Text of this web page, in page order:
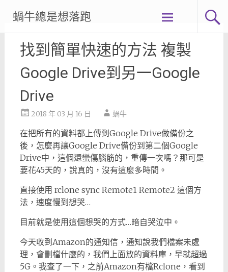
content
蝸牛總是想落跑
找到簡單快速的方法 複製
Google Drive到另一Google
Drive
2018 年 03 月 16 日 蝸牛
在把所有的資料都上傳到Google Drive做備份之
後，怎麼再讓Google Drive備份到第二個Google
Drive中，這個還蠻傷腦筋的，重傳一次嗎？那可是
要花45天的，說真的，沒有這麼多時間。
直接使用 rclone sync Remote1 Remote2 這個方
法，速度慢到想哭…
目前就是使用這個想哭的方式…暗自哭泣中。
今天收到Amazon的通知信，通知說我們檔案未處
理，會刪檔什麼的，我們上面放的資料庫，早就超過
5G。我查了一下，之前Amazon有檔Rclone，看到